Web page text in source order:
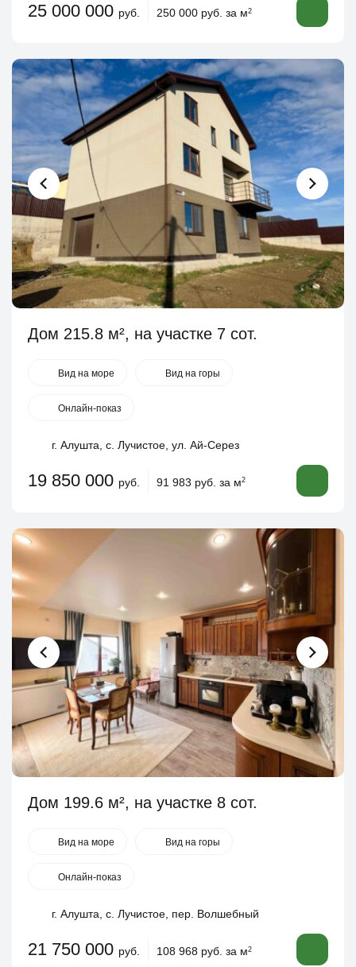
25 000 000 руб. 250 000 руб. за м2
Дом 215.8 м², на участке 7 сот.
Вид на море Вид на горы
Онлайн-показ
г. Алушта, с. Лучистое, ул. Ай-Серез
19 850 000 руб. 91 983 руб. за м2
Дом 199.6 м², на участке 8 сот.
Вид на море Вид на горы
Онлайн-показ
г. Алушта, с. Лучистое, пер. Волшебный
21 750 000 руб. 108 968 руб. за м2